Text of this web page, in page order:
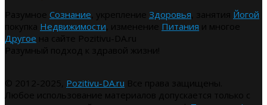
Сознание Здоровья
Йогой
Недвижимости Питания
Другое
Pozitivu-DA.ru